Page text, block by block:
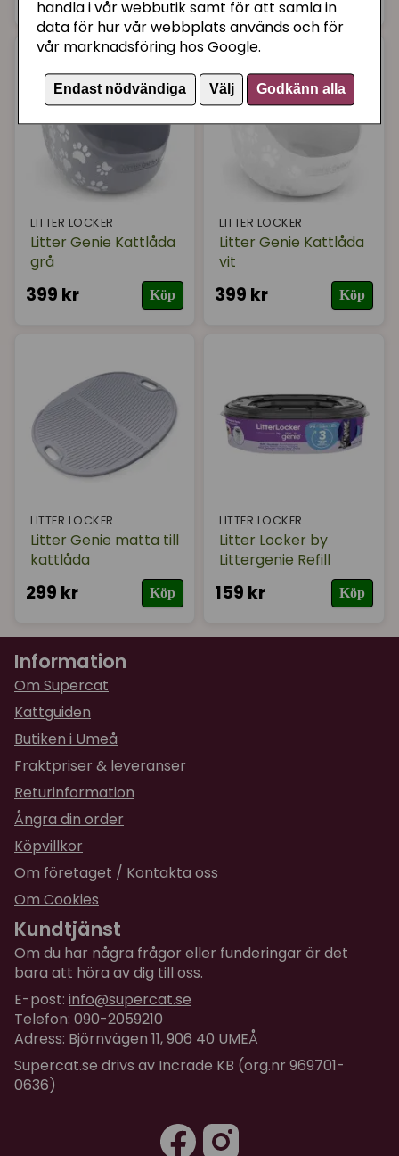
handla i vår webbutik samt för att samla in
data för hur vår webbplats används och för
vår marknadsföring hos Google.
Endast nödvändiga Välj Godkänn alla
LITTER LOCKER
Litter Genie Kattlåda
grå
399 kr Köp
LITTER LOCKER
Litter Genie Kattlåda
vit
399 kr Köp
LITTER LOCKER
Litter Genie matta till
kattlåda
299 kr Köp
LITTER LOCKER
Litter Locker by
Littergenie Refill
159 kr Köp
Information
Om Supercat
Kattguiden
Butiken i Umeå
Fraktpriser & leveranser
Returinformation
Ångra din order
Köpvillkor
Om företaget / Kontakta oss
Om Cookies
Kundtjänst
Om du har några frågor eller funderingar är det
bara att höra av dig till oss.
E-post: info@supercat.se
Telefon: 090-2059210
Adress: Björnvägen 11, 906 40 UMEÅ
Supercat.se drivs av Incrade KB (org.nr 969701-
0636)